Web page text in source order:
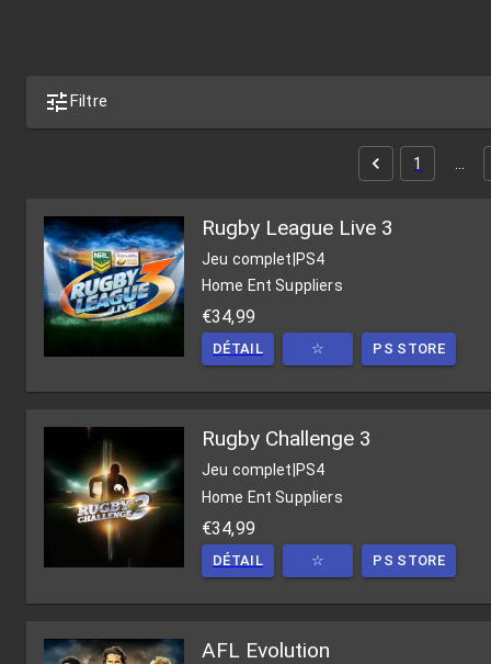
Filtre
1
Rugby League Live 3
Jeu complet|PS4
Home Ent Suppliers
€34,99
DÉTAIL ☆ PS STORE
Rugby Challenge 3
Jeu complet PS4
Home Ent Suppliers
€34,99
DÉTAIL ☆ PS STORE
AFL Evolution